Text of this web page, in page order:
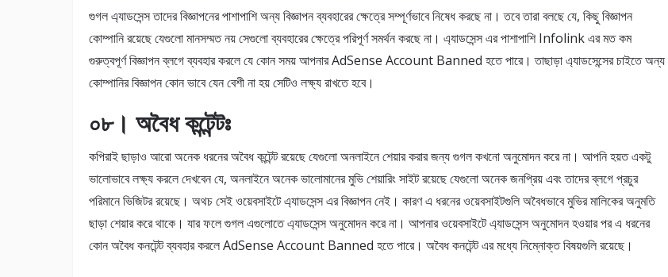
গুগল এ্যাডসেন্স তাদের বিজ্ঞাপনের পাশাপাশি অন্য বিজ্ঞাপন ব্যবহারের ক্ষেত্রে সম্পূর্ণভাবে নিষেধ করছে না। তবে তারা বলছে যে, কিছু বিজ্ঞাপন
কোম্পানি রয়েছে যেগুলো মানসম্মত নয় সেগুলো ব্যবহারের ক্ষেত্রে পরিপূর্ণ সমর্থন করছে না। এ্যাডসেন্স এর পাশাপাশি Infolink এর মত কম
গুরুত্বপূর্ণ বিজ্ঞাপন ব্লগে ব্যবহার করলে যে কোন সময় আপনার AdSense Account Banned হতে পারে। তাছাড়া এ্যাডসেন্সের চাইতে অন্য
কোম্পানির বিজ্ঞাপন কোন ভাবে যেন বেশী না হয় সেটিও লক্ষ্য রাখতে হবে।
০৮। অবৈধ কন্টেন্টঃ
কপিরাই ছাড়াও আরো অনেক ধরনের অবৈধ কন্টেন্ট রয়েছে যেগুলো অনলাইনে শেয়ার করার জন্য গুগল কখনো অনুমোদন করে না। আপনি হয়ত একটু
ভালোভাবে লক্ষ্য করলে দেখবেন যে, অনলাইনে অনেক ভালোমানের মুভি শেয়ারিং সাইট রয়েছে যেগুলো অনেক জনপ্রিয় এবং তাদের ব্লগে প্রচুর
পরিমানে ভিজিটর রয়েছে। অথচ সেই ওয়েবসাইটে এ্যাডসেন্স এর বিজ্ঞাপন নেই। কারণ এ ধরনের ওয়েবসাইটগুলি অবৈধভাবে মুভির মালিকের অনুমতি
ছাড়া শেয়ার করে থাকে। যার ফলে গুগল এগুলোতে এ্যাডসেন্স অনুমোদন করে না। আপনার ওয়েবসাইটে এ্যাডসেন্স অনুমোদন হওয়ার পর এ ধরনের
কোন অবৈধ কনটেন্ট ব্যবহার করলে AdSense Account Banned হতে পারে। অবৈধ কনটেন্ট এর মধ্যে নিম্নোক্ত বিষয়গুলি রয়েছে।